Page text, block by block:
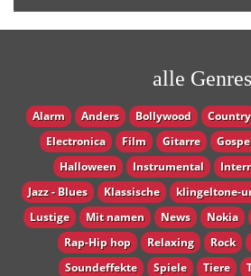
alle Genres
Alarm Anders Bollywood Country
Electronica
Film Gitarre
Halloween
Instrumental
Jazz - Blues
Klassische klingeltone-
Lustige
Mit namen News Nokia
Rap-Hip hop
Relaxing Rock
Soundeffekte
Spiele Tiere